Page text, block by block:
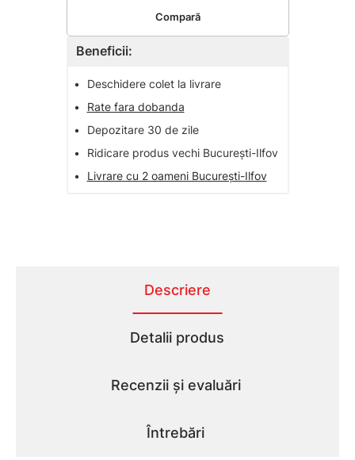
Beneficii:
•
Deschidere colet la livrare
•
Rate fara dobanda
•
Depozitare 30 de zile
•
Ridicare produs vechi București-Ilfov
•
Livrare cu 2 oameni București-Ilfov
Compară
Descriere
Detalii produs
Recenzii și evaluări
Întrebări